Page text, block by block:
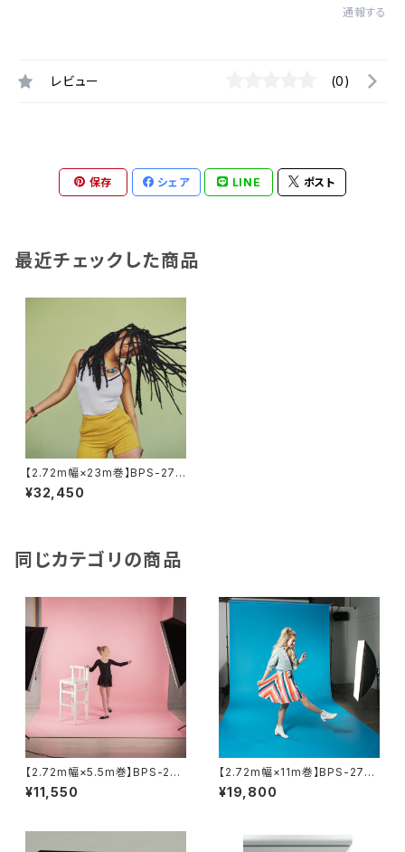
通報する
レビュー (0)
保存 シェア LINE ポスト
最近チェックした商品
【2.72m幅×23m巻】BPS-272
5 全50色 スーペリア背景紙
¥32,450
同じカテゴリの商品
【2.72m幅×5.5m巻】BPS-270
5 全50色 スーペリア背景紙
¥11,550
【2.72m幅×11m巻】BPS-2711
全50色 スーペリア背景紙
¥19,800